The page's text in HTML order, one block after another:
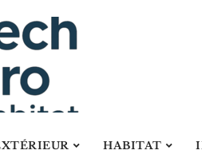
HABITAT